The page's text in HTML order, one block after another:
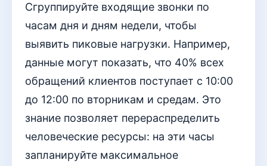
Сгруппируйте входящие звонки по
часам дня и дням недели, чтобы
выявить пиковые нагрузки. Например,
данные могут показать, что 40% всех
обращений клиентов поступает с 10:00
до 12:00 по вторникам и средам. Это
знание позволяет перераспределить
человеческие ресурсы: на эти часы
запланируйте максимальное